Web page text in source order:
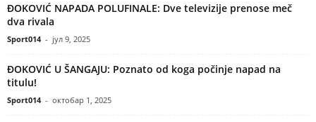
ĐOKOVIĆ NAPADA POLUFINALE: Dve televizije prenose meč
dva rivala
Sport014 - јул 9, 2025
ĐOKOVIĆ U ŠANGAJU: Poznato od koga počinje napad na
titulu!
Sport014 - октобар 1, 2025